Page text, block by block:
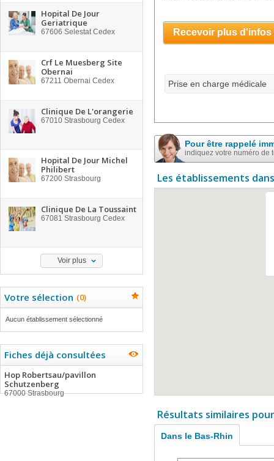
Hopital De Jour
Geriatrique
67606 Selestat Cedex
Crf Le Muesberg Site
Obernai
67211 Obernai Cedex
Clinique De L'orangerie
67010 Strasbourg Cedex
Hopital De Jour Michel
Philibert
67200 Strasbourg
Clinique De La Toussaint
67081 Strasbourg Cedex
Voir plus
Votre sélection (0)
Aucun établissement sélectionné
Fiches déjà consultées
Hop Robertsau/pavillon
Schutzenberg
67000 Strasbourg
Recevoir plus d'infos
Prise en charge médicale
Pour être rappelé
indiquez votre numéro de
Les établissements
Résultats similaires
Dans le Bas-Rhin